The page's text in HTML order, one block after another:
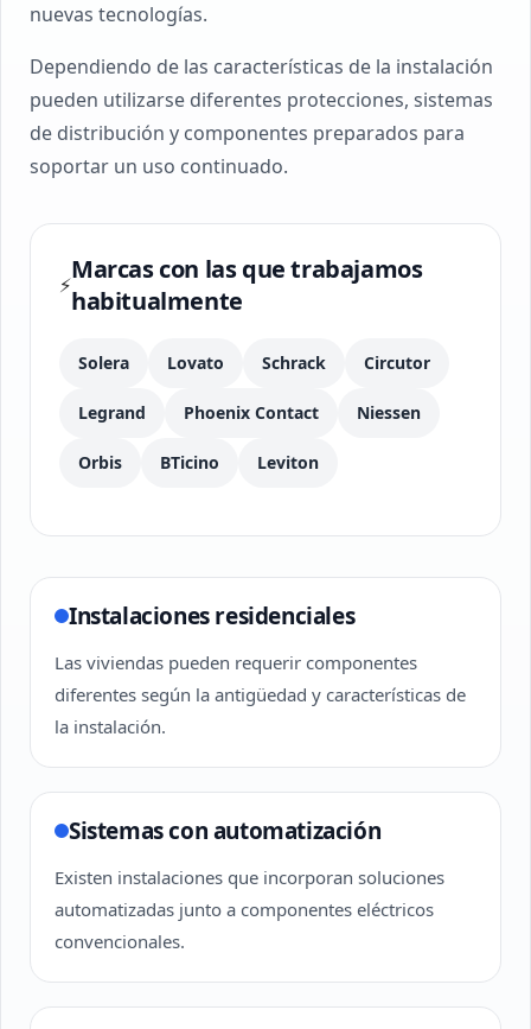
nuevas tecnologías.
Dependiendo de las características de la instalación
pueden utilizarse diferentes protecciones, sistemas
de distribución y componentes preparados para
soportar un uso continuado.
⚡Marcas con las que trabajamos
habitualmente
Solera Lovato Schrack Circutor
Legrand Phoenix Contact Niessen
Orbis BTicino Leviton
Instalaciones residenciales
Las viviendas pueden requerir componentes
diferentes según la antigüedad y características de
la instalación.
Sistemas con automatización
Existen instalaciones que incorporan soluciones
automatizadas junto a componentes eléctricos
convencionales.